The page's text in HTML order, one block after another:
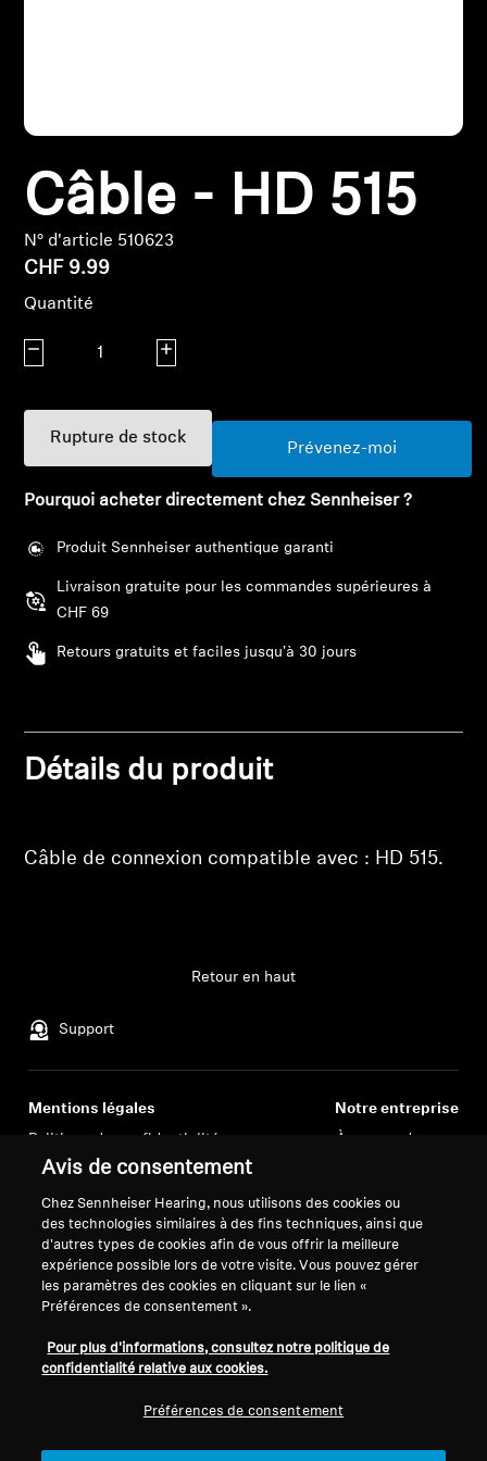
Audition par catégorie
Casques audio pour TV
Ressources audition
Pièces et accessoires d'origine pour l'audition
Barres de son
Barres de son et Subs AMBEO
Découvrez AMBEO
Pièces et accessoires AMBEO
À propos de nous
Sound Space
Câble - HD 515
N° d'article 510623
CHF 9.99
Quantité
Diminuer la quantitéAugmenter la quantité
Rupture de stock
Prévenez-moi
Pourquoi acheter directement chez Sennheiser ?
Produit Sennheiser authentique garanti
Livraison gratuite pour les commandes supérieures à
CHF 69
Retours gratuits et faciles jusqu'à 30 jours
Détails du produit
Câble de connexion compatible avec : HD 515.
Support
Retour en haut
Mentions légales
Politique de confidentialité
générale
ligne aux consommateurs
Politique de divulgation
coordonnée des vulnérabilités
Notre entreprise
À propos de nous
Salle de presse
Ambassadeurs de la
marque Sennheiser
Mentions légales Paramètres des cookies
© 2026 Sonova Consumer Hearing GmbH
Avis de consentement
Chez Sennheiser Hearing, nous utilisons des cookies ou
des technologies similaires à des fins techniques, ainsi que
d'autres types de cookies afin de vous offrir la meilleure
expérience possible lors de votre visite. Vous pouvez gérer
les paramètres des cookies en cliquant sur le lien «
Préférences de consentement ».
Pour plus d'informations, consultez notre politique de
confidentialité relative aux cookies.
Préférences de consentement
Connectez-vous à votre compte pour ajouter